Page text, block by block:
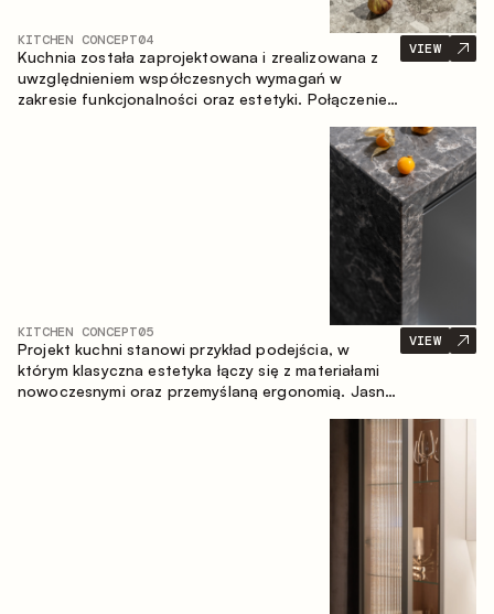
KITCHEN CONCEPT04
Kuchnia została zaprojektowana i zrealizowana z
uwzględnieniem współczesnych wymagań w
zakresie funkcjonalności oraz estetyki. Połączenie
VIEW
KITCHEN CONCEPT05
Projekt kuchni stanowi przykład podejścia, w
którym klasyczna estetyka łączy się z materiałami
nowoczesnymi oraz przemyślaną ergonomią. Jasna
VIEW